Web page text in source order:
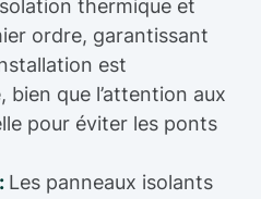
thermique et
ordre, garantissant
est
bien que l’attention aux
pour éviter les ponts
Les panneaux isolants